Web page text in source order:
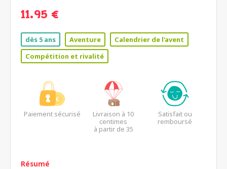
11.95 €
dès 5 ans Aventure
Calendrier de l'avent
Compétition et rivalité
Paiement sécurisé
Livraison à 10
centimes
à partir de 35
Satisfait ou
remboursé
Résumé